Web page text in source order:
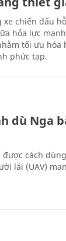
chiến đấu
hỏa lực
tối ưu
phức tạp.
dù Nga
cách
lái (UAV)